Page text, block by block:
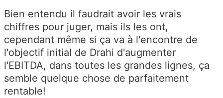
Bien entendu il faudrait avoir les vrais
chiffres pour juger, mais ils les ont,
cependant même si ça va à l'encontre de
l'objectif initial de Drahi d'augmenter
l'EBITDA, dans toutes les grandes lignes, ça
semble quelque chose de parfaitement
rentable!